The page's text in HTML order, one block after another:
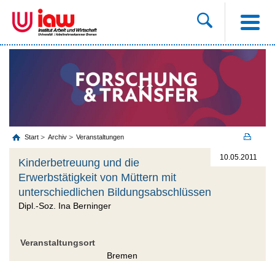
Start Archiv Veranstaltungen
10.05.2011
Kinderbetreuung und die
Erwerbstätigkeit von Müttern mit
unterschiedlichen Bildungsabschlüssen
Dipl.-Soz. Ina Berninger
Veranstaltungsort
Bremen